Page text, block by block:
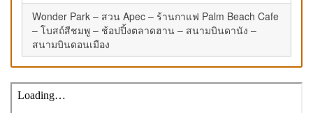
Wonder Park – สวน Apec – ร้านกาแฟ Palm Beach Cafe
– โบสถ์สีชมพู – ช้อปปิ้งตลาดฮาน – สนามบินดานัง –
สนามบินดอนเมือง